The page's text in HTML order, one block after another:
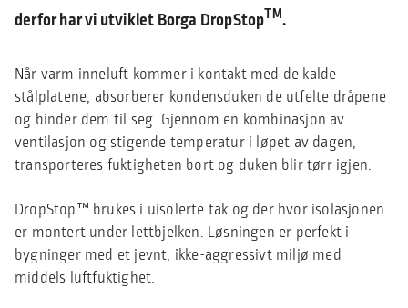
derfor har vi utviklet Borga DropStopTM.
Når varm inneluft kommer i kontakt med de kalde
stålplatene, absorberer kondensduken de utfelte dråpene
og binder dem til seg. Gjennom en kombinasjon av
ventilasjon og stigende temperatur i løpet av dagen,
transporteres fuktigheten bort og duken blir tørr igjen.
DropStop™ brukes i uisolerte tak og der hvor isolasjonen
er montert under lettbjelken. Løsningen er perfekt i
bygninger med et jevnt, ikke-aggressivt miljø med
middels luftfuktighet.